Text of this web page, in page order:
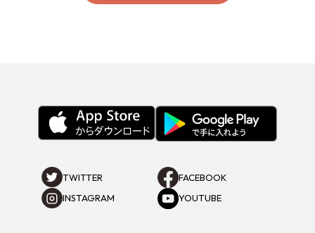
TWITTER
FACEBOOK
INSTAGRAM
YOUTUBE